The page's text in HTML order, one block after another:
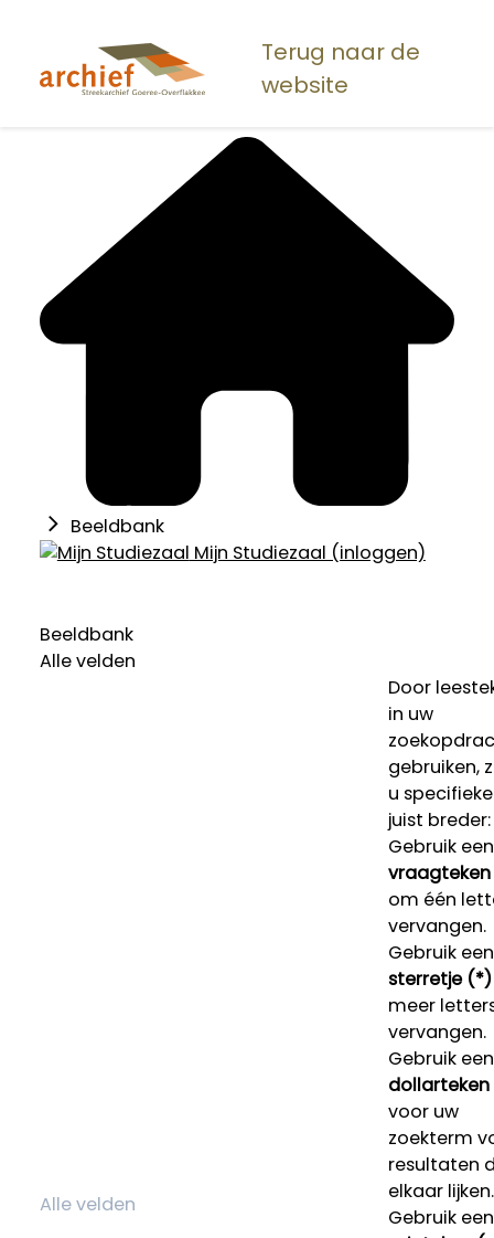
naar
Terug naar de
website
Beeldbank
Mijn Studiezaal (inloggen)
Beeldbank
Alle velden
Door
in uw
gebruiken,
u
juist breder:
Gebruik een
om één
vervangen.
Gebruik een
sterretje (*)
meer
vervangen.
Gebruik een
voor uw
zoekterm
resultaten
elkaar lijken.
Gebruik een